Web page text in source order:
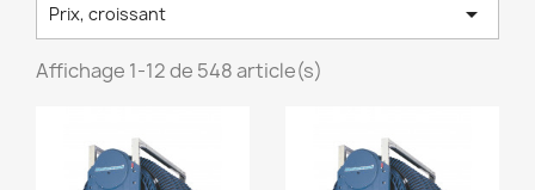
Prix, croissant 
Affichage 1-12 de 548 article(s)